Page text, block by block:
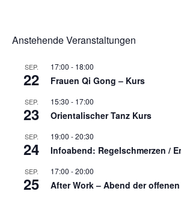
Anstehende Veranstaltungen
SEP.
22
17:00 - 18:00
Frauen Qi Gong – Kurs
SEP.
23
15:30 - 17:00
Orientalischer Tanz Kurs
SEP.
24
19:00 -20:30
Infoabend: Regelschmerzen /
SEP.
25
17:00 -20:00
After Work – Abend der